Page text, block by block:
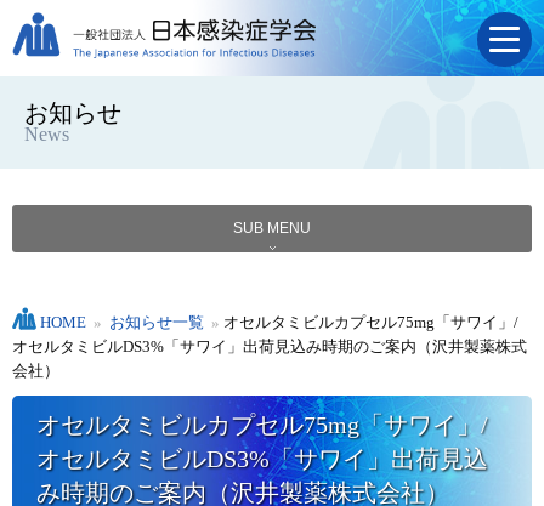
お知らせ
News
SUB MENU
HOME » お知らせ一覧 » オセルタミビルカプセル75mg「サワイ」/
オセルタミビルDS3%「サワイ」出荷見込み時期のご案内（沢井製薬株式
会社）
オセルタミビルカプセル75mg「サワイ」/
オセルタミビルDS3%「サワイ」出荷見込
み時期のご案内（沢井製薬株式会社）